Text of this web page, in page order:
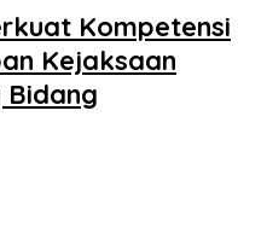
Kompetensi
Kejaksaan